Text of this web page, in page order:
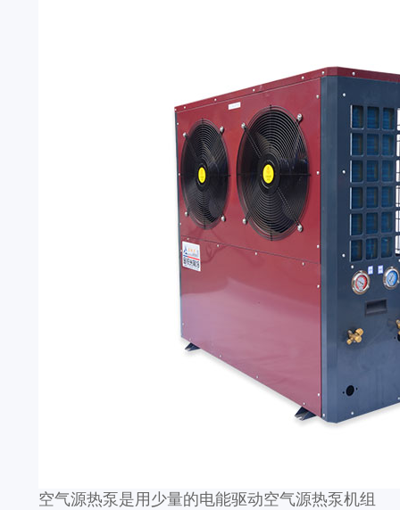
空气源热泵是用少量的电能驱动空气源热泵机组